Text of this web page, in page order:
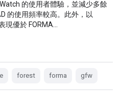
的使用者體驗，並減少多餘
的使用頻率較高。此外，以
現優於 FORMA…
forest forma gfw